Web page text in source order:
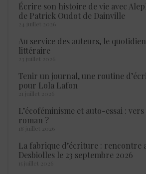
Écrire son histoire de vie avec
de Patrick Oudot de Dainville
24 juillet 2026
Au service des auteurs, le
littéraire
23 juillet 2026
Tenir un journal, une routine
pour Lola Lafon
21 juillet 2026
L’écoféminisme et auto-essai :
roman ?
18 juillet 2026
La fabrique d’écriture : rencontre
Desbiolles le 23 septembre 2026
15 juillet 2026